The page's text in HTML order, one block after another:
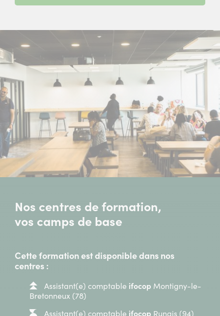
Nos centres de formation,
vos camps de base
Cette formation est disponible dans nos
centres :
Assistant(e) comptable ifocop Montigny-le-
Bretonneux (78)
Assistant(e) comptable ifocop Rungis (94)